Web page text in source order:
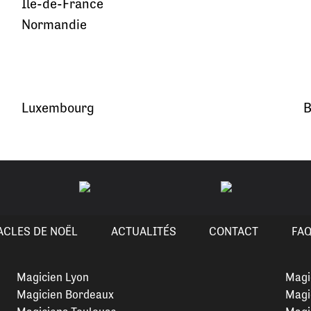
Île-de-France
Normandie
Luxembourg
DE NOËL ACTUALITÉS CONTACT
Magicien Lyon
Magicien Bordeaux